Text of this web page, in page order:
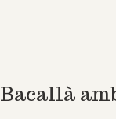
Bacallà